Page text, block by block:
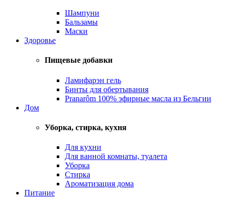
Шампуни
Бальзамы
Маски
Здоровье
Пищевые добавки
Ламифарэн гель
Бинты для обертывания
Pranarôm 100% эфирные масла из Бельгии
Дом
Уборка, стирка, кухня
Для кухни
Для ванной комнаты, туалета
Уборка
Стирка
Ароматизация дома
Питание